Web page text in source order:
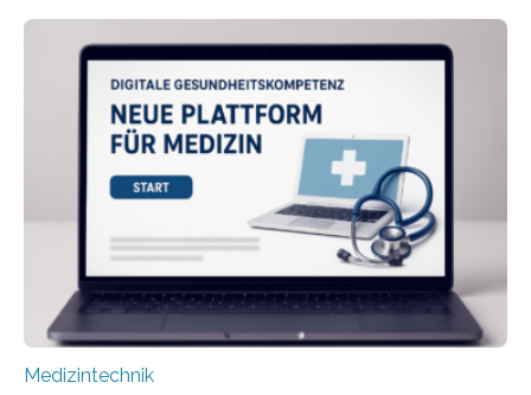
und Boris Burr von der Ruhr-Universität Bochum in
dafür eine technische Schnittstelle, über die
physiologische Daten in Echtzeit an das Sprachmodell
übermittelt werden können. Die Künstliche Intelligenz
kann dadurch auch die Sprache des Körpers
einbeziehen, auf die Menschen keinen bewussten
Einfluss nehmen. Das eröffnet…
Medizintechnik